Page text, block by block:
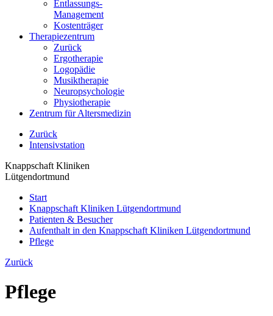
Entlassungs-
Management
Kostenträger
Therapiezentrum
Zurück
Ergotherapie
Logopädie
Musiktherapie
Neuropsychologie
Physiotherapie
Zentrum für Altersmedizin
Zurück
Intensivstation
Knappschaft Kliniken
Lütgendortmund
Start
Knappschaft Kliniken Lütgendortmund
Patienten & Besucher
Aufenthalt in den Knappschaft Kliniken Lütgendortmund
Pflege
Zurück
Pflege